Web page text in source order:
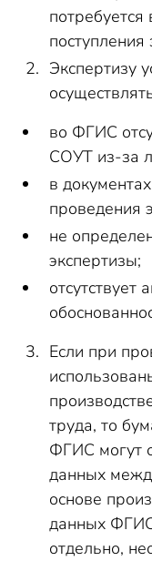
поступления
Экспертизу
во ФГИС
СОУТ из-за
в
проведения
не
экспертизы;
отсутствует
Если при
труда, то
ФГИС могут
данных
основе
данных
отдельно,